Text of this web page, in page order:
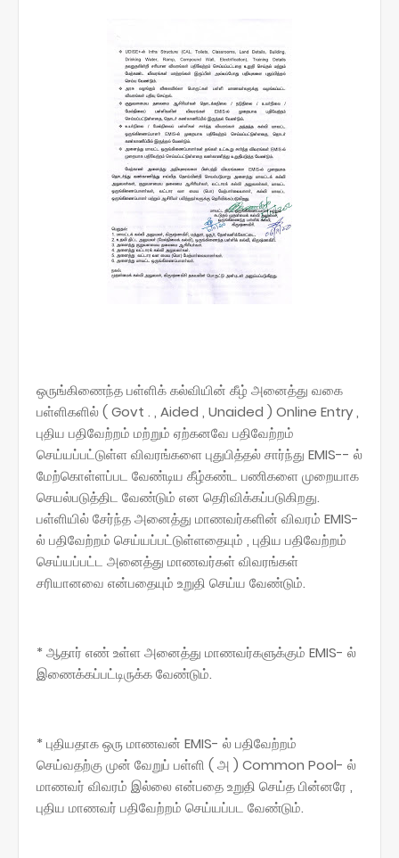
ஒருங்கிணைந்த பள்ளிக் கல்வியின் கீழ் அனைத்து வகை
பள்ளிகளில் ( Govt . , Aided , Unaided ) Online Entry ,
புதிய பதிவேற்றம் மற்றும் ஏற்கனவே பதிவேற்றம்
செய்யப்பட்டுள்ள விவரங்களை புதுபித்தல் சார்ந்து EMIS-- ல்
மேற்கொள்ளப்பட வேண்டிய கீழ்கண்ட பணிகளை முறையாக
செயல்படுத்திட வேண்டும் என தெரிவிக்கப்படுகிறது.
பள்ளியில் சேர்ந்த அனைத்து மாணவர்களின் விவரம் EMIS-
ல் பதிவேற்றம் செய்யப்பட்டுள்ளதையும் , புதிய பதிவேற்றம்
செய்யப்பட்ட அனைத்து மாணவர்கள் விவரங்கள்
சரியானவை என்பதையும் உறுதி செய்ய வேண்டும்.
* ஆதார் எண் உள்ள அனைத்து மாணவர்களுக்கும் EMIS- ல்
இணைக்கப்பட்டிருக்க வேண்டும்.
* புதியதாக ஒரு மாணவன் EMIS- ல் பதிவேற்றம்
செய்வதற்கு முன் வேறுப் பள்ளி ( அ ) Common Pool- ல்
மாணவர் விவரம் இல்லை என்பதை உறுதி செய்த பின்னரே ,
புதிய மாணவர் பதிவேற்றம் செய்யப்பட வேண்டும்.